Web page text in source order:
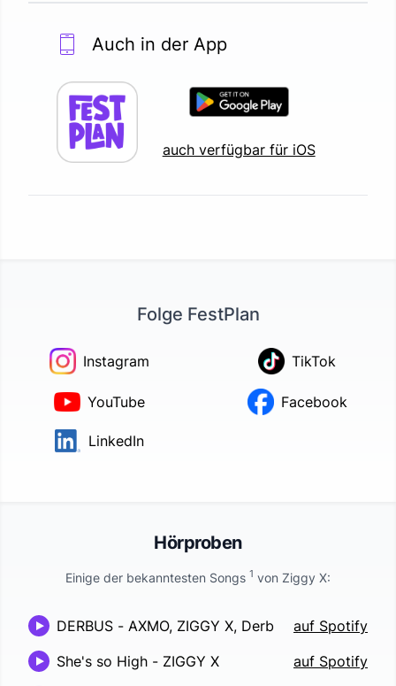
Auch in der App
auch verfügbar für iOS
Folge FestPlan
Instagram TikTok
YouTube Facebook
LinkedIn
Hörproben
Einige der bekanntesten Songs 1 von Ziggy X:
DERBUS - AXMO, ZIGGY X, Derb
auf Spotify
She's so High - ZIGGY X
auf Spotify